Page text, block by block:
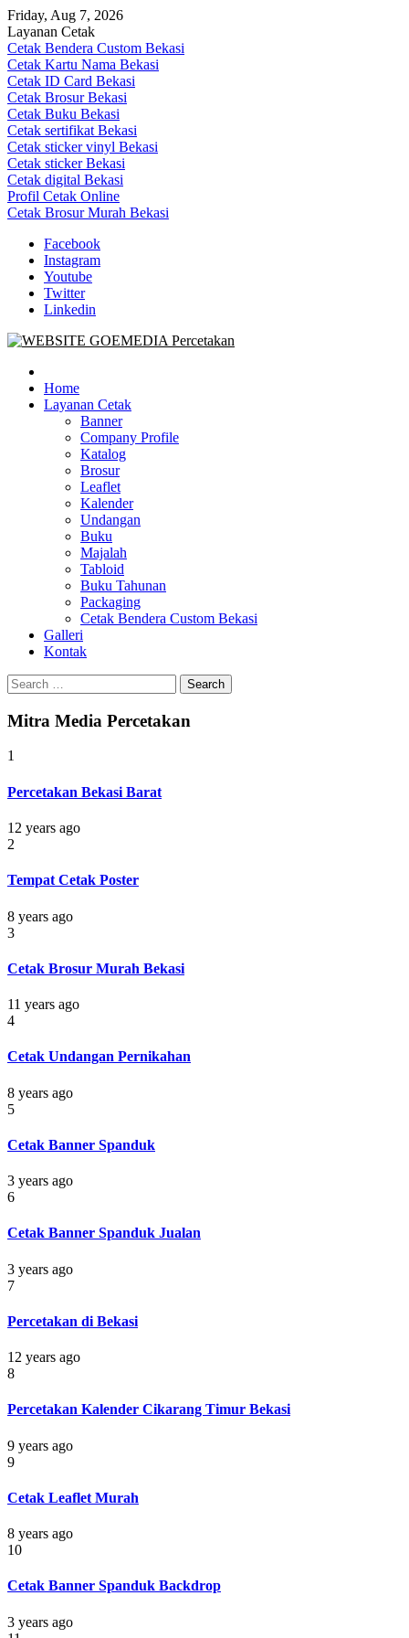
Skip
to
content
Friday, Aug 7, 2026
Layanan Cetak
Cetak Bendera Custom Bekasi
Cetak Kartu Nama Bekasi
Cetak ID Card Bekasi
Cetak Brosur Bekasi
Cetak Buku Bekasi
Cetak sertifikat Bekasi
Cetak sticker vinyl Bekasi
Cetak sticker Bekasi
Cetak digital Bekasi
Profil Cetak Online
Cetak Brosur Murah Bekasi
Facebook
Instagram
Youtube
Twitter
Linkedin
Goe Media Percetakan | 0822-4439-5599 (Call/WA)
0822-4439-5599 (Call/WA) Percetakan jasa cetak banner buku yasin
invoice kartu nama label map nota spanduk stiker undangan
pernikahan murah online 24 jam
Home
Layanan Cetak
Banner
Company Profile
Katalog
Brosur
Leaflet
Kalender
Undangan
Buku
Majalah
Tabloid
Buku Tahunan
Packaging
Cetak Bendera Custom Bekasi
Galleri
Kontak
Search
for:
Mitra Media Percetakan
1
Percetakan Bekasi Barat
12 years ago
2
Tempat Cetak Poster
8 years ago
3
Cetak Brosur Murah Bekasi
11 years ago
4
Cetak Undangan Pernikahan
8 years ago
5
Cetak Banner Spanduk
3 years ago
6
Cetak Banner Spanduk Jualan
3 years ago
7
Percetakan di Bekasi
12 years ago
8
Percetakan Kalender Cikarang Timur Bekasi
9 years ago
9
Cetak Leaflet Murah
8 years ago
10
Cetak Banner Spanduk Backdrop
3 years ago